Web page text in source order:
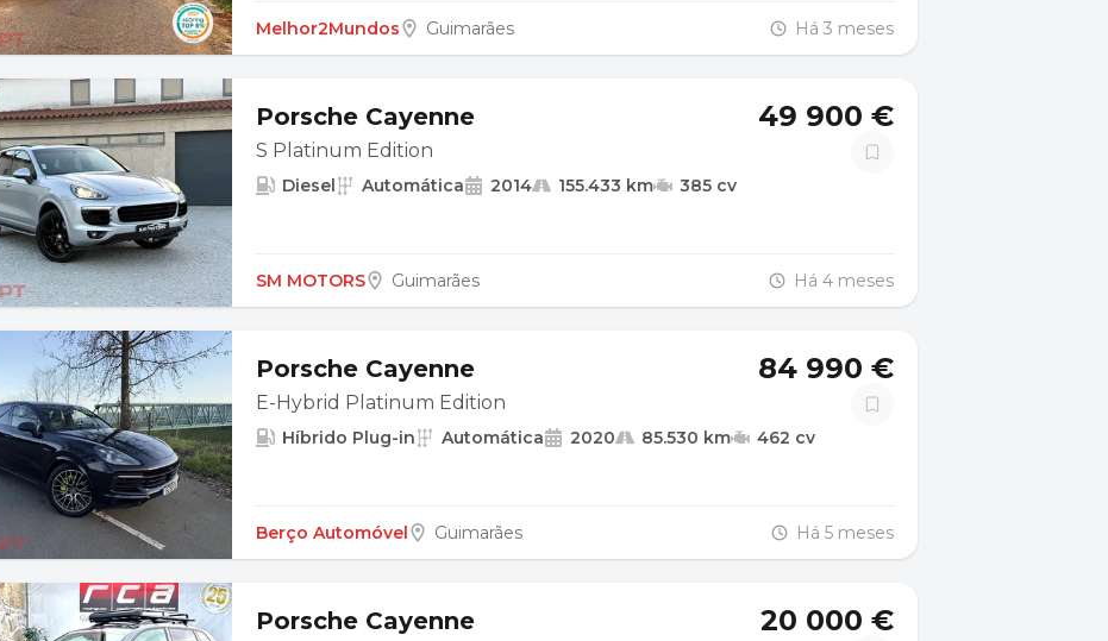
Melhor2Mundos Guimarães Há 3 meses
Porsche Cayenne
S Platinum Edition
49 900 €
Diesel Automática 2014 155.433 km 385 cv
SM MOTORS Guimarães Há 4 meses
Porsche Cayenne
E-Hybrid Platinum Edition
84 990 €
Híbrido Plug-in Automática 2020 85.530 km 462 cv
Berço Automóvel Guimarães Há 5 meses
Porsche Cayenne 20 000 €